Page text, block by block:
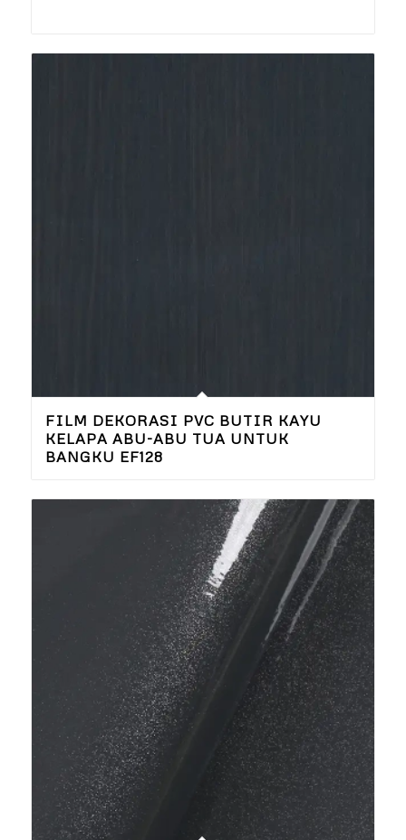
FILM DEKORASI PVC BUTIR KAYU
KELAPA ABU-ABU TUA UNTUK
BANGKU EF128